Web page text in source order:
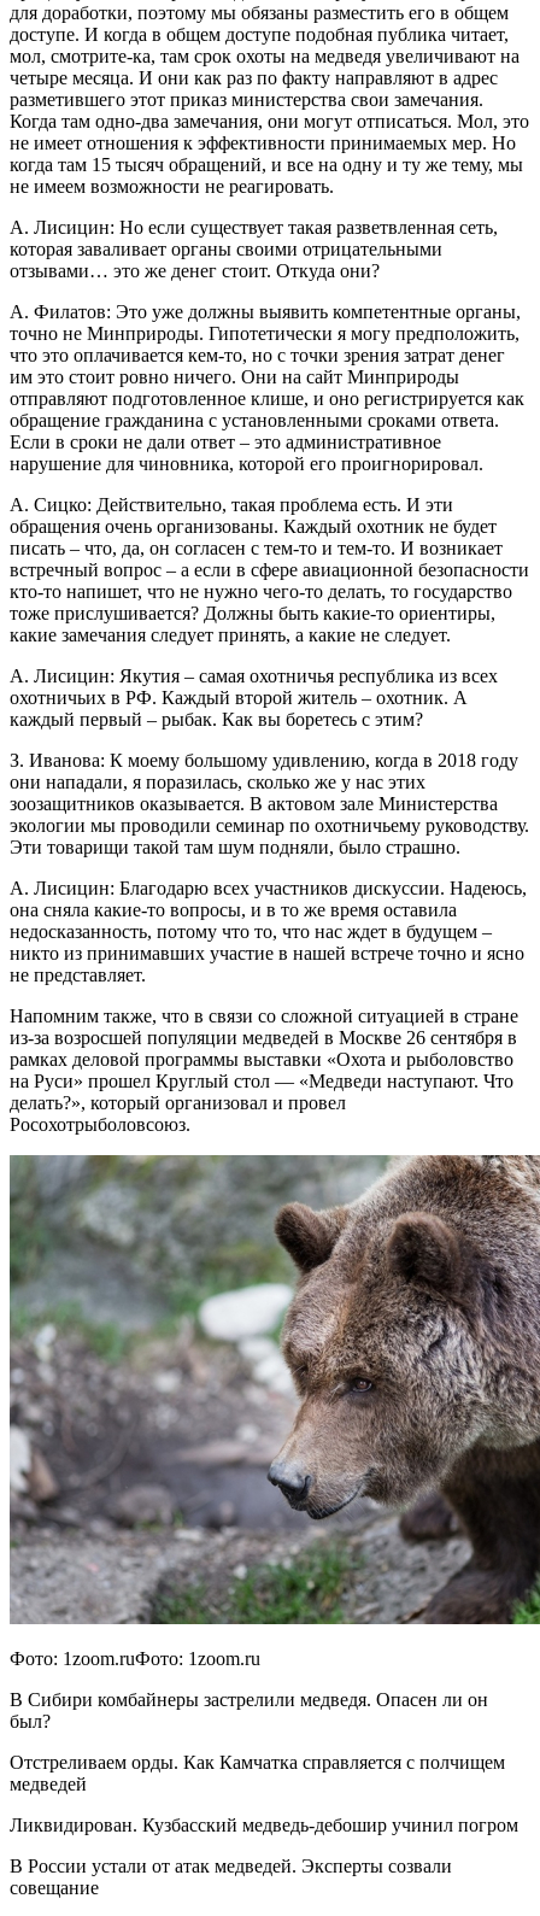
для доработки, поэтому мы обязаны разместить его в общем
доступе. И когда в общем доступе подобная публика читает,
мол, смотрите-ка, там срок охоты на медведя увеличивают на
четыре месяца. И они как раз по факту направляют в адрес
разметившего этот приказ министерства свои замечания.
Когда там одно-два замечания, они могут отписаться. Мол, это
не имеет отношения к эффективности принимаемых мер. Но
когда там 15 тысяч обращений, и все на одну и ту же тему, мы
не имеем возможности не реагировать.
А. Лисицин: Но если существует такая разветвленная сеть,
которая заваливает органы своими отрицательными
отзывами… это же денег стоит. Откуда они?
А. Филатов: Это уже должны выявить компетентные органы,
точно не Минприроды. Гипотетически я могу предположить,
что это оплачивается кем-то, но с точки зрения затрат денег
им это стоит ровно ничего. Они на сайт Минприроды
отправляют подготовленное клише, и оно регистрируется как
обращение гражданина с установленными сроками ответа.
Если в сроки не дали ответ – это административное
нарушение для чиновника, которой его проигнорировал.
А. Сицко: Действительно, такая проблема есть. И эти
обращения очень организованы. Каждый охотник не будет
писать – что, да, он согласен с тем-то и тем-то. И возникает
встречный вопрос – а если в сфере авиационной безопасности
кто-то напишет, что не нужно чего-то делать, то государство
тоже прислушивается? Должны быть какие-то ориентиры,
какие замечания следует принять, а какие не следует.
А. Лисицин: Якутия – самая охотничья республика из всех
охотничьих в РФ. Каждый второй житель – охотник. А
каждый первый – рыбак. Как вы боретесь с этим?
З. Иванова: К моему большому удивлению, когда в 2018 году
они нападали, я поразилась, сколько же у нас этих
зоозащитников оказывается. В актовом зале Министерства
экологии мы проводили семинар по охотничьему руководству.
Эти товарищи такой там шум подняли, было страшно.
А. Лисицин: Благодарю всех участников дискуссии. Надеюсь,
она сняла какие-то вопросы, и в то же время оставила
недосказанность, потому что то, что нас ждет в будущем –
никто из принимавших участие в нашей встрече точно и ясно
не представляет.
Напомним также, что в связи со сложной ситуацией в стране
из-за возросшей популяции медведей в Москве 26 сентября в
рамках деловой программы выставки «Охота и рыболовство
на Руси» прошел Круглый стол — «Медведи наступают. Что
делать?», который организовал и провел
Росохотрыболовсоюз.
Фото: 1zoom.ruФото: 1zoom.ru
В Сибири комбайнеры застрелили медведя. Опасен ли он
был?
Отстреливаем орды. Как Камчатка справляется с полчищем
медведей
Ликвидирован. Кузбасский медведь-дебошир учинил погром
В России устали от атак медведей. Эксперты созвали
совещание